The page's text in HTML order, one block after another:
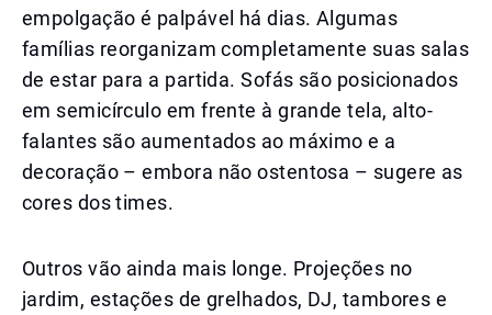
empolgação é palpável há dias. Algumas
famílias reorganizam completamente suas salas
de estar para a partida. Sofás são posicionados
em semicírculo em frente à grande tela, alto-
falantes são aumentados ao máximo e a
decoração – embora não ostentosa – sugere as
cores dos times.
Outros vão ainda mais longe. Projeções no
jardim, estações de grelhados, DJ, tambores e